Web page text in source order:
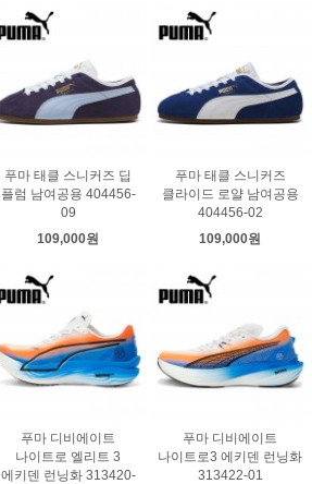
푸마 태클 스니커즈 딥
플럼 남여공용 404456-
09
109,000원
푸마 태클 스니커즈
클라이드 로얄 남여공용
404456-02
109,000원
푸마 디비에이트
나이트로 엘리트 3
에키덴 런닝화 313420-
푸마 디비에이트
나이트로3 에키덴 런닝화
313422-01